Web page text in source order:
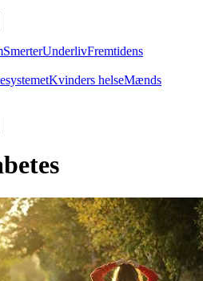
SmerterUnderlivFremtidens
Kvinders helseMænds